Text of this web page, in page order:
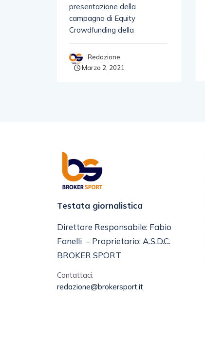
presentazione della
campagna di Equity
Crowdfunding della
Redazione
Marzo 2, 2021
Testata giornalistica
Direttore Responsabile: Fabio
Fanelli – Proprietario: A.S.D.C.
BROKER SPORT
Contattaci:
redazione@brokersport.it